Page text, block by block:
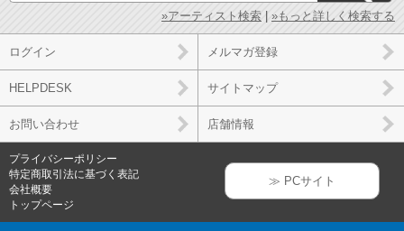
»アーティスト検索 | »もっと詳しく検索する
ログイン メルマガ登録
HELPDESK サイトマップ
お問い合わせ 店舗情報
プライバシーポリシー
特定商取引法に基づく表記
会社概要
トップページ
≫ PCサイト